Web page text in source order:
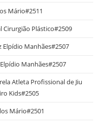
Mário#2511
Cirurgião Plástico#2509
Elpídio Manhães#2507
Manhães#2507
Atleta Profissional de Jiu
Kids#2505
Mário#2501